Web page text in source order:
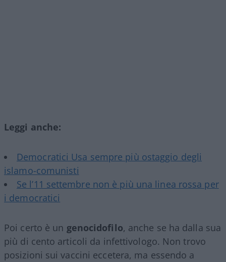
Leggi anche:
Democratici Usa sempre più ostaggio degli
islamo-comunisti
Se l’11 settembre non è più una linea rossa per
i democratici
Poi certo è un genocidofilo, anche se ha dalla sua
più di cento articoli da infettivologo. Non trovo
posizioni sui vaccini eccetera, ma essendo a